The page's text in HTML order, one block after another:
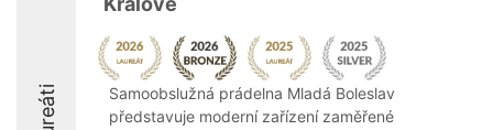
Samoobslužná prádelna Mladá Boleslav
představuje moderní zařízení zaměřené